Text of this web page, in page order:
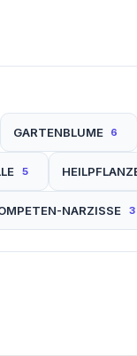
GARTENBLUME 6
5
NARZISSE 3